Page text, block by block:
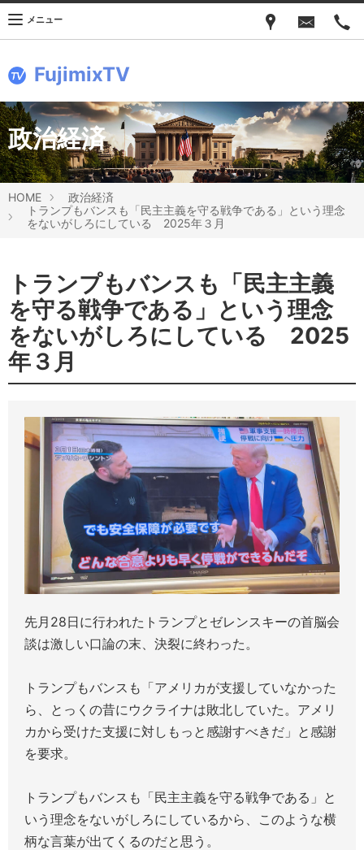
FujimixTV
メニュー
政治経済
HOME
政治経済
トランプもバンスも「民主主義を守る戦争である」という理念
をないがしろにしている 2025年３月
トランプもバンスも「民主主義
を守る戦争である」という理念
をないがしろにしている 2025
年３月
先月28日に行われたトランプとゼレンスキーの首脳会
談は激しい口論の末、決裂に終わった。
トランプもバンスも「アメリカが支援していなかった
ら、とっくの昔にウクライナは敗北していた。アメリ
カから受けた支援に対しもっと感謝すべきだ」と感謝
を要求。
トランプもバンスも「民主主義を守る戦争である」と
いう理念をないがしろにしているから、このような横
柄な言葉が出てくるのだと思う。